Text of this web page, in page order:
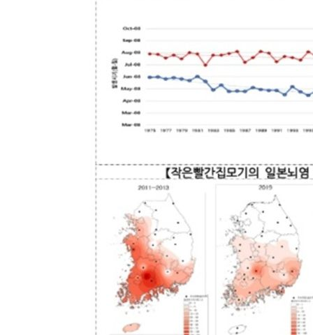
[속보] 호르무즈 해협 이란-오만 협상 기대속 뉴욕증시 혼조 마
[속보] 이란 대통령 "지금 최고지도자와 소통하기가 매우 어려
[속보] "이란-오만, 호르무즈 해협 통행 항로 합의" 이란 외무부 대